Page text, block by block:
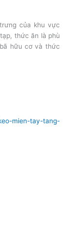
của khu vực
thức ăn là phù
hữu cơ và thức
mien-tay-tang-